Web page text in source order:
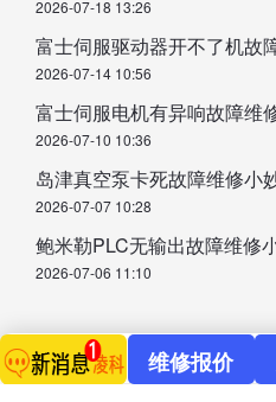
2026-07-18 13:26
富士伺服驱动器开不了机故
2026-07-14 10:56
富士伺服电机有异响故障维
2026-07-10 10:36
岛津真空泵卡死故障维修小
2026-07-07 10:28
鲍米勒PLC无输出故障维修
2026-07-06 11:10
维修报价